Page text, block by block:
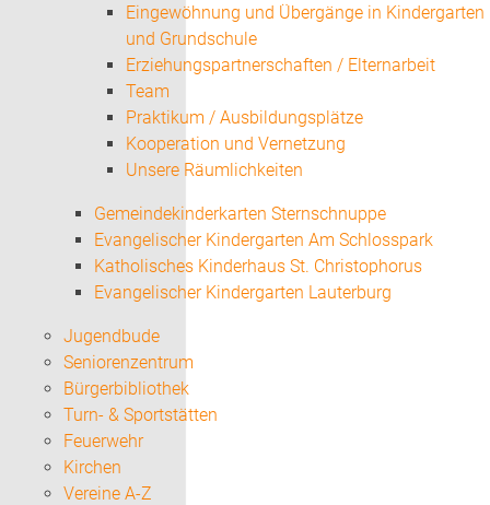
Eingewöhnung und Übergänge in Kindergarten
und Grundschule
Erziehungspartnerschaften / Elternarbeit
Team
Praktikum / Ausbildungsplätze
Kooperation und Vernetzung
Unsere Räumlichkeiten
Gemeindekinderkarten Sternschnuppe
Evangelischer Kindergarten Am Schlosspark
Katholisches Kinderhaus St. Christophorus
Evangelischer Kindergarten Lauterburg
Jugendbude
Seniorenzentrum
Bürgerbibliothek
Turn- & Sportstätten
Feuerwehr
Kirchen
Vereine A-Z